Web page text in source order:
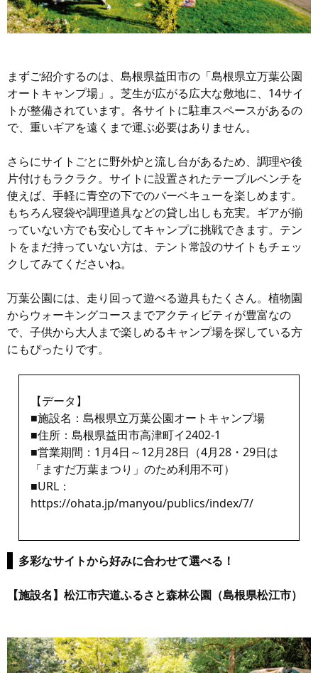
まずご紹介するのは、島根県益田市の「島根県立万葉公園
オートキャンプ場」。芝生が広がる広大な敷地に、14サイ
トが整備されています。各サイトに駐車スペースがあるの
で、重いギアを遠くまで運ぶ必要はありません。
さらにサイトごとに野外炉と流し台があるため、調理や後
片付けもラクラク。サイトに設置されたテーブルベンチを
使えば、手軽に青空の下でのバーベキューを楽しめます。
もちろん寝袋や調理道具などの貸し出しも充実。ギアが揃
っていない方でも安心してキャンプに挑戦できます。テン
トをまだ持っていない方は、テント常設のサイトもチェッ
クしてみてくださいね。
万葉公園には、走り回って遊べる遊具もたくさん。植物園
からウォーキングコースまでアクティビティが豊富なの
で、子供から大人まで楽しめるキャンプ場を探している方
にもぴったりです。
【データ】
■施設名：島根県立万葉公園オートキャンプ場
■住所：島根県益田市高津町イ2402-1
■営業期間：1月4日～12月28日（4月28・29日は
「ますだ万葉まつり」のため利用不可）
■URL：
https://ohata.jp/manyou/publics/index/7/
多彩なサイトから好みに合わせて選べる！
【施設名】松江市宍道ふるさと森林公園（島根県松江市）